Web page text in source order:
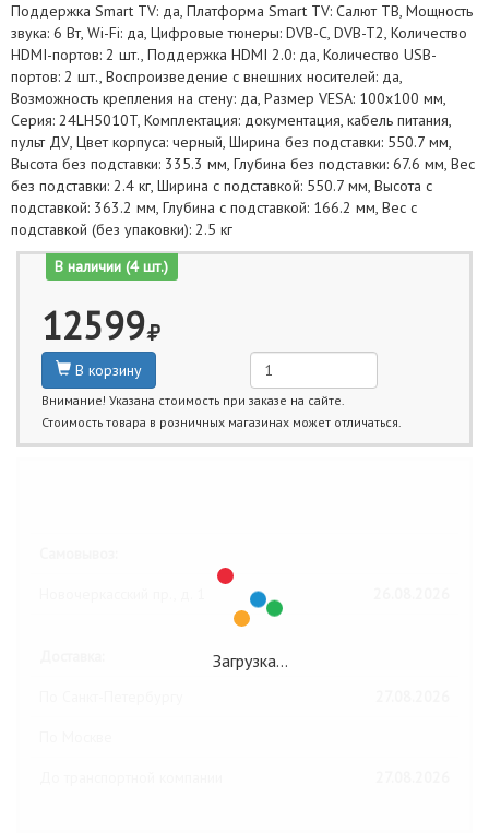
Поддержка Smart TV: да, Платформа Smart TV: Салют ТВ, Мощность
звука: 6 Вт, Wi-Fi: да, Цифровые тюнеры: DVB-C, DVB-T2, Количество
HDMI-портов: 2 шт., Поддержка HDMI 2.0: да, Количество USB-
портов: 2 шт., Воспроизведение с внешних носителей: да,
Возможность крепления на стену: да, Размер VESA: 100x100 мм,
Серия: 24LH5010T, Комплектация: документация, кабель питания,
пульт ДУ, Цвет корпуса: черный, Ширина без подставки: 550.7 мм,
Высота без подставки: 335.3 мм, Глубина без подставки: 67.6 мм, Вес
без подставки: 2.4 кг, Ширина с подставкой: 550.7 мм, Высота с
подставкой: 363.2 мм, Глубина с подставкой: 166.2 мм, Вес с
подставкой (без упаковки): 2.5 кг
В наличии (4 шт.)
12599
В корзину
Внимание! Указана стоимость при заказе на сайте.
Стоимость товара в розничных магазинах может отличаться.
Загрузка…